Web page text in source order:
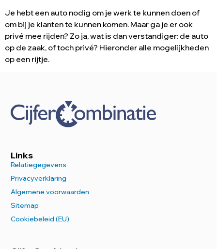
Je hebt een auto nodig om je werk te kunnen doen of
om bij je klanten te kunnen komen. Maar ga je er ook
privé mee rijden? Zo ja, wat is dan verstandiger: de auto
op de zaak, of toch privé? Hieronder alle mogelijkheden
op een rijtje.
Links
Relatiegegevens
Privacyverklaring
Algemene voorwaarden
Sitemap
Cookiebeleid (EU)